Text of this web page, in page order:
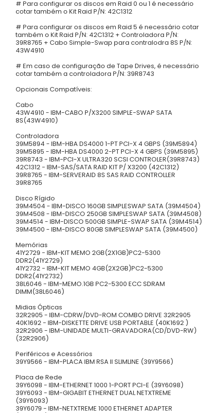
# Para configurar os discos em Raid 0 ou 1 é necessário
cotar também o Kit Raid P/N: 42C1312
# Para configurar os discos em Raid 5 é necessário cotar
também o Kit Raid P/N: 42C1312 + Controladora P/N:
39R8765 + Cabo Simple-Swap para contralodra 8S P/N:
43W4910
# Em caso de configuração de Tape Drives, é necessário
cotar também a controladora P/N: 39R8743
Opcionais Compatíveis:
Cabo
43W4910 - IBM-CABO P/X3200 SIMPLE-SWAP SATA
8S(43W4910)
Controladora
39M5894 - IBM-HBA DS4000 1-PT PCI-X 4 GBPS (39M5894)
39M5895 - IBM-HBA DS4000 2-PT PCI-X 4 GBPS (39M5895)
39R8743 - IBM-PCI-X ULTRA320 SCSI CONTROLER(39R8743)
42C1312 - IBM-SAS/SATA RAID KIT P/ X3200 (42C1312)
39R8765 - IBM-SERVERAID 8S SAS RAID CONTROLLER
39R8765
Disco Rígido
39M4504 - IBM-DISCO 160GB SIMPLESWAP SATA (39M4504)
39M4508 - IBM-DISCO 250GB SIMPLESWAP SATA (39M4508)
39M4514 - IBM-DISCO 500GB SIMPLE-SWAP SATA (39M4514)
39M4500 - IBM-DISCO 80GB SIMPLESWAP SATA (39M4500)
Memórias
41Y2729 - IBM-KIT MEMO 2GB(2X1GB)PC2-5300
DDR2(41Y2729)
41Y2732 - IBM-KIT MEMO 4GB(2X2GB)PC2-5300
DDR2(41Y2732)
38L6046 - IBM-MEMO.1GB PC2-5300 ECC SDRAM
DIMM(38L6046)
Midias Ópticas
32R2905 - IBM-CDRW/DVD-ROM COMBO DRIVE 32R2905
40K1692 - IBM-DISKETTE DRIVE USB PORTABLE (40K1692 )
32R2906 - IBM-UNIDADE MULTI-GRAVADORA(CD/DVD-RW)
(32R2906)
Periféricos e Acessórios
39Y9566 - IBM-PLACA IBM RSA II SLIMLINE (39Y9566)
Placa de Rede
39Y6098 - IBM-ETHERNET 1000 1-PORT PCI-E (39Y6098)
39Y6093 - IBM-GIGABIT ETHERNET DUAL NETXTREME
(39Y6093)
39Y6079 - IBM-NETXTREME 1000 ETHERNET ADAPTER